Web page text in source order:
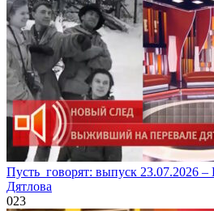
Пусть_говорят: выпуск 23.07.2026
Дятлова
023